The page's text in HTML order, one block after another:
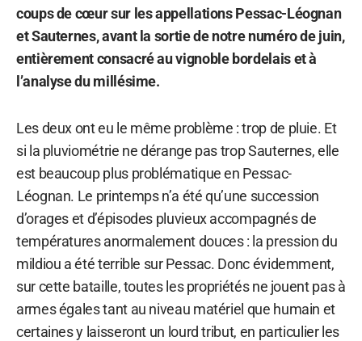
coups de cœur sur les appellations Pessac-Léognan
et Sauternes, avant la sortie de notre numéro de juin,
entièrement consacré au vignoble bordelais et à
l’analyse du millésime.
Les deux ont eu le même problème : trop de pluie. Et
si la pluviométrie ne dérange pas trop Sauternes, elle
est beaucoup plus problématique en Pessac-
Léognan. Le printemps n’a été qu’une succession
d’orages et d’épisodes pluvieux accompagnés de
températures anormalement douces : la pression du
mildiou a été terrible sur Pessac. Donc évidemment,
sur cette bataille, toutes les propriétés ne jouent pas à
armes égales tant au niveau matériel que humain et
certaines y laisseront un lourd tribut, en particulier les